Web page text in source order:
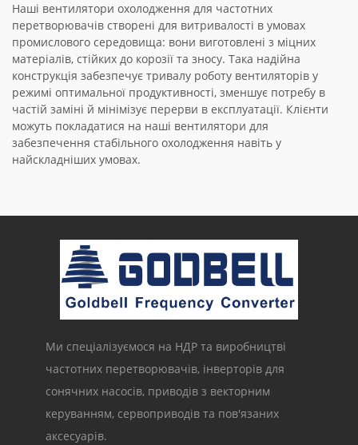
Наші вентилятори охолодження для частотних
перетворювачів створені для витривалості в умовах
промислового середовища: вони виготовлені з міцних
матеріалів, стійких до корозії та зносу. Така надійна
конструкція забезпечує тривалу роботу вентиляторів у
режимі оптимальної продуктивності, зменшує потребу в
частій заміні й мінімізує перерви в експлуатації. Клієнти
можуть покладатися на наші вентилятори для
забезпечення стабільного охолодження навіть у
найскладніших умовах.
Ми спеціалізуємося на НДР та виробництві
частотних перетворювачів, інверторів для
сонячних насосів, приводів з векторним
керуванням, сервоприводів та пов'язаних
аксесуарів.